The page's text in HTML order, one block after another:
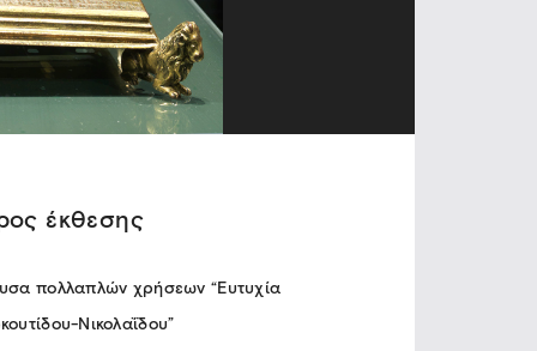
έκθεσης
πολλαπλών χρήσεων “Ευτυχία
Νικολαΐδου”